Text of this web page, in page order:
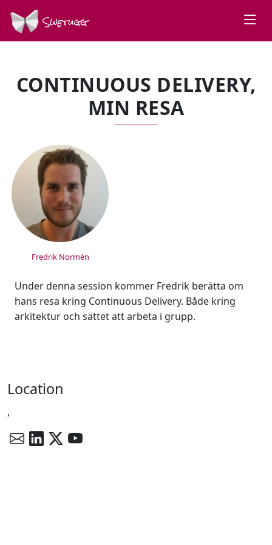
Swetugg
CONTINUOUS DELIVERY,
MIN RESA
SPEAKERS
Fredrik Normén
Under denna session kommer Fredrik berätta om
hans resa kring Continuous Delivery. Både kring
arkitektur och sättet att arbeta i grupp.
Location
,